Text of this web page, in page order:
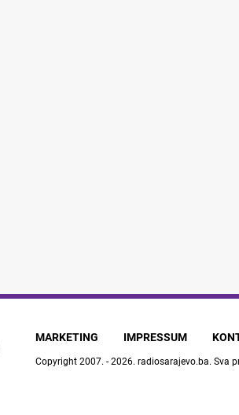
MARKETING IMPRESSUM
Copyright 2007. - 2026. radiosarajevo.ba. Sva